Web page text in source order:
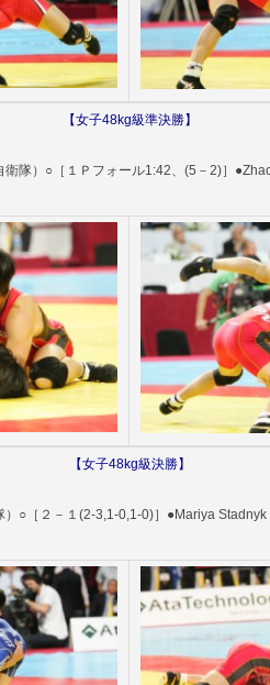
【女子48kg級準決勝】
衛隊）○［１Ｐフォール1:42、(5－2)］
【女子48kg級決勝】
）○［２－１(2-3,1-0,1-0)］●Mariya